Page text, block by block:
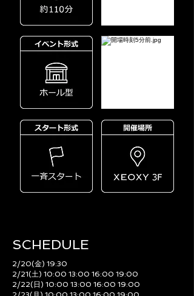
SCHEDULE​
2/20(金) 19:30
2/21(土) 10:00 13:00 16:00 19:00
2/22(日) 10:00 13:00 16:00 19:00